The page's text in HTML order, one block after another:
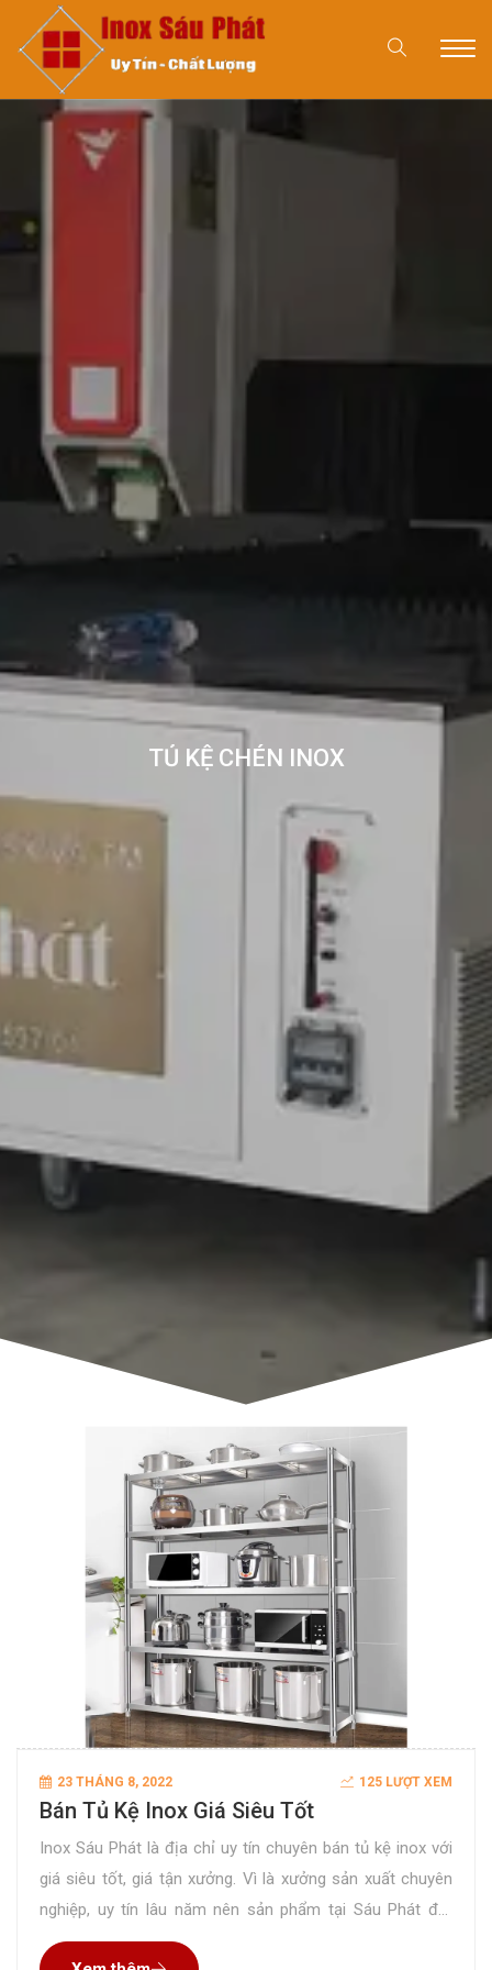
TỦ KỆ CHÉN INOX
23 THÁNG 8, 2022 125 LƯỢT XEM
Bán Tủ Kệ Inox Giá Siêu Tốt
Inox Sáu Phát là địa chỉ uy tín chuyên bán tủ kệ inox với
giá siêu tốt, giá tận xưởng. Vì là xưởng sản xuất chuyên
nghiệp, uy tín lâu năm nên sản phẩm tại Sáu Phát đạt
chất lượng hoàn hảo đã được rất nhiều khách hàng kiểm